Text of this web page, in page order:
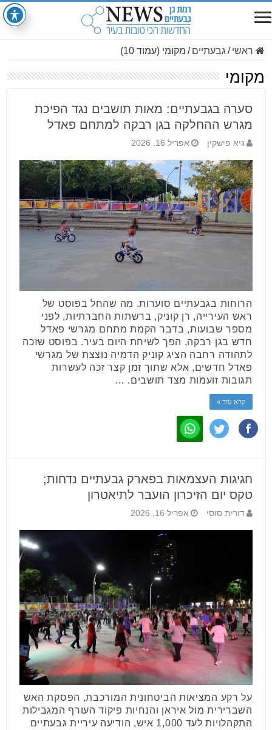
ראשי / גבעתיים / מקומי (עמוד 10)
מקומי
סערה בגבעתיים: מאות תושבים נגד הפיכת
מגרש ההחלקה בגן רבקה למתחם פאדל
גיא פישקין אפריל 16, 2026
הרוחות בגבעתיים סוערות. מה שהחל בפוסט של
ראש העירייה, רן קוניק, ברשתות החברתיות, לפני
מספר שבועות, בדבר הקמת מתחם מגרשי פאדל
חדש בגן רבקה, הפך לשיחת היום בעיר. בפוסט שזכה
לתהודה רחבה הציג קוניק הדמיה נוצצת של מגרשי
פאדל חדשים, אלא שתוך זמן קצר זכה לעשרות
תגובות זועמות מצד תושבים. …
קרא עוד »
חגיגות העצמאות בפארק גבעתיים נדחות;
טקס יום הזיכרון הועבר לתיאטרון
דורית סוסי אפריל 16, 2026
על רקע המציאות הביטחונית המורכבת, הפסקת האש
השברירית מול איראן והנחיות פיקוד העורף המגבילות
התקהלויות לעד 1,000 איש, הודיעה עיריית גבעתיים